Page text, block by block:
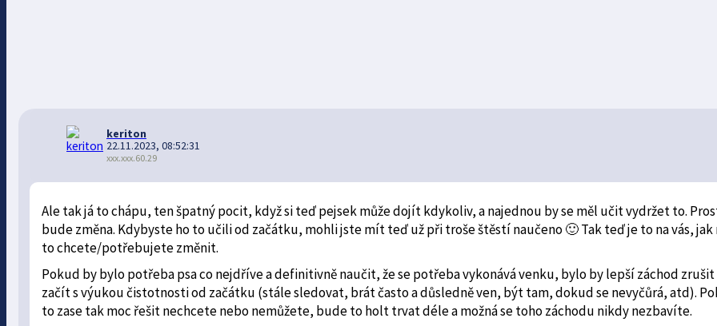
keriton
22.11.2023, 08:52:31
xxx.xxx.60.29
Ale tak já to chápu, ten špatný pocit, když si teď pejsek může dojít kdykoliv, a najednou by se měl učit vydržet to.
bude změna. Kdybyste ho to učili od začátku, mohli jste mít teď už při troše štěstí naučeno 🙂 Tak teď je to na vás, jak
to chcete/potřebujete změnit.
Pokud by bylo potřeba psa co nejdříve a definitivně naučit, že se potřeba vykonává venku, bylo by lepší záchod zrušit
začít s výukou čistotnosti od začátku (stále sledovat, brát často a důsledně ven, být tam, dokud se nevyčůrá, atd).
to zase tak moc řešit nechcete nebo nemůžete, bude to holt trvat déle a možná se toho záchodu nikdy nezbavíte.